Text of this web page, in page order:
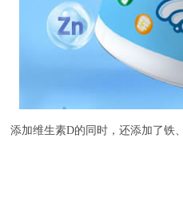
添加维生素D的同时，还添加了铁